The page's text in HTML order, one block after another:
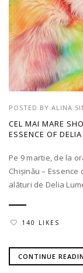
POSTED BY ALINA
CEL MAI MARE
ESSENCE OF DELIA
Pe 9 martie, de la
Chișinău –
alături de Delia
140 LIKES
CONTINUE